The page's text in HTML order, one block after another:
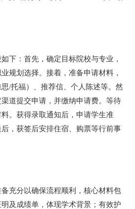
下：首先，确定目标院校与专业，
规划选择。接着，准备申请材料，
/托福）、推荐信、个人陈述等。然
道提交申请，并缴纳申请费。等待
。获得录取通知后，申请学生准
，获签后安排住宿、购票等行前事
充分以确保流程顺利，核心材料包
及成绩单，体现学术背景；有效护